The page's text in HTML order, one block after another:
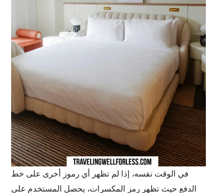
في الوقت نفسه، إذا لم تظهر أي رموز أخرى على خط
الدفع حيث تظهر رمز المكسرات، يحصل المستخدم على